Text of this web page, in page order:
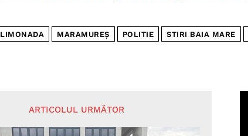
LIMONADA MARAMUREȘ POLITIE STIRI BAIA MARE
ARTICOLUL URMĂTOR